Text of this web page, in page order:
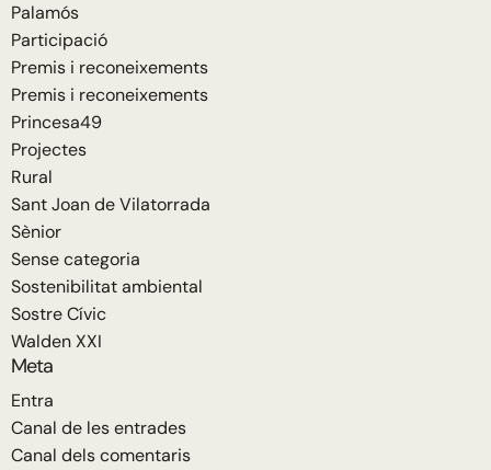
Palamós
Participació
Premis i reconeixements
Premis i reconeixements
Princesa49
Projectes
Rural
Sant Joan de Vilatorrada
Sènior
Sense categoria
Sostenibilitat ambiental
Sostre Cívic
Walden XXI
Meta
Entra
Canal de les entrades
Canal dels comentaris